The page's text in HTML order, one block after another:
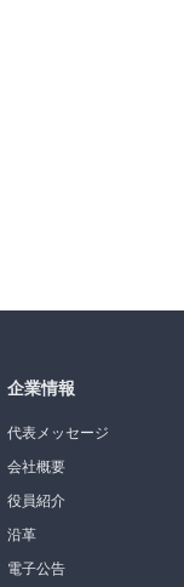
企業情報
代表メッセージ
会社概要
役員紹介
沿革
電子公告